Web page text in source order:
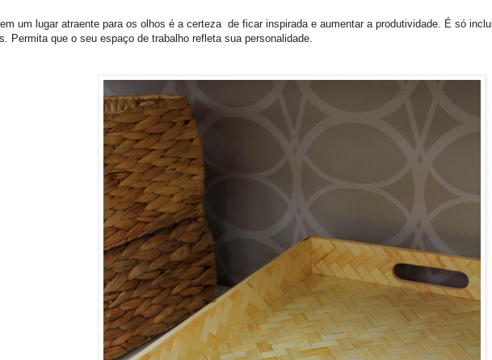
um lugar atraente para os olhos é a certeza de ficar inspirada e aumentar a produtividade. É só
Permita que o seu espaço de trabalho refleta sua personalidade.